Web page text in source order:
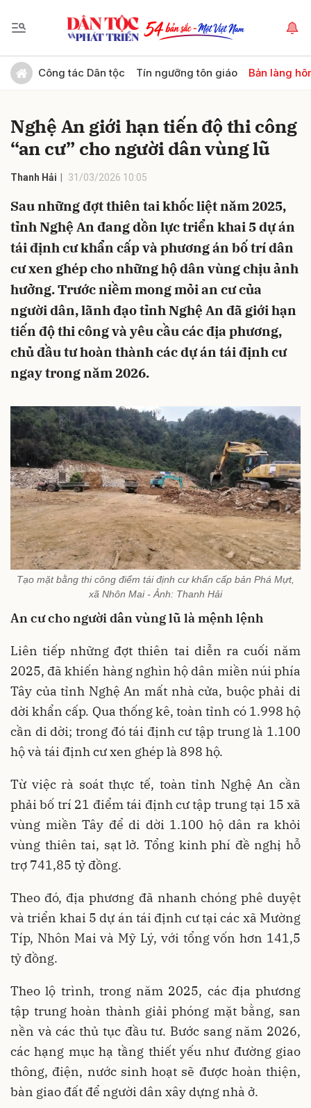
Công tác Dân tộc Tín ngưỡng tôn giáo Bản làng
Nghệ An giới hạn tiến độ thi công
“an cư” cho người dân vùng lũ
Thanh Hải 31/03/2026 10:05
Sau những đợt thiên tai khốc liệt năm 2025,
tỉnh Nghệ An đang dồn lực triển khai 5 dự án
tái định cư khẩn cấp và phương án bố trí dân
cư xen ghép cho những hộ dân vùng chịu ảnh
hưởng. Trước niềm mong mỏi an cư của
người dân, lãnh đạo tỉnh Nghệ An đã giới hạn
tiến độ thi công và yêu cầu các địa phương,
chủ đầu tư hoàn thành các dự án tái định cư
ngay trong năm 2026.
Tạo mặt bằng thi công điểm tái định cư khẩn cấp bản Phá Mựt,
xã Nhôn Mai - Ảnh: Thanh Hải
An cư cho người dân vùng lũ là mệnh lệnh
Liên tiếp những đợt thiên tai diễn ra cuối năm
2025, đã khiến hàng nghìn hộ dân miền núi phía
Tây của tỉnh Nghệ An mất nhà cửa, buộc phải di
dời khẩn cấp. Qua thống kê, toàn tỉnh có 1.998 hộ
cần di dời; trong đó tái định cư tập trung là 1.100
hộ và tái định cư xen ghép là 898 hộ.
Từ việc rà soát thực tế, toàn tỉnh Nghệ An cần
phải bố trí 21 điểm tái định cư tập trung tại 15 xã
vùng miền Tây để di dời 1.100 hộ dân ra khỏi
vùng thiên tai, sạt lở. Tổng kinh phí đề nghị hỗ
trợ 741,85 tỷ đồng.
Theo đó, địa phương đã nhanh chóng phê duyệt
và triển khai 5 dự án tái định cư tại các xã Mường
Típ, Nhôn Mai và Mỹ Lý, với tổng vốn hơn 141,5
tỷ đồng.
Theo lộ trình, trong năm 2025, các địa phương
tập trung hoàn thành giải phóng mặt bằng, san
nền và các thủ tục đầu tư. Bước sang năm 2026,
các hạng mục hạ tầng thiết yếu như đường giao
thông, điện, nước sinh hoạt sẽ được hoàn thiện,
bàn giao đất để người dân xây dựng nhà ở.
Gửi bình luận
Hủy Gửi